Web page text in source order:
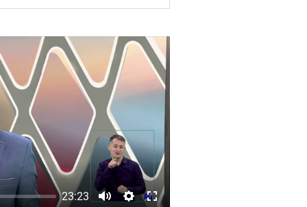
23:23